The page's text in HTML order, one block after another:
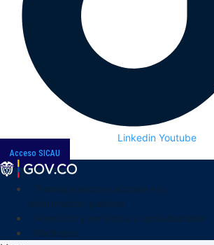
Linkedin Youtube
Acceso SICAU